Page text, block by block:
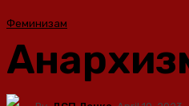
Феминизам